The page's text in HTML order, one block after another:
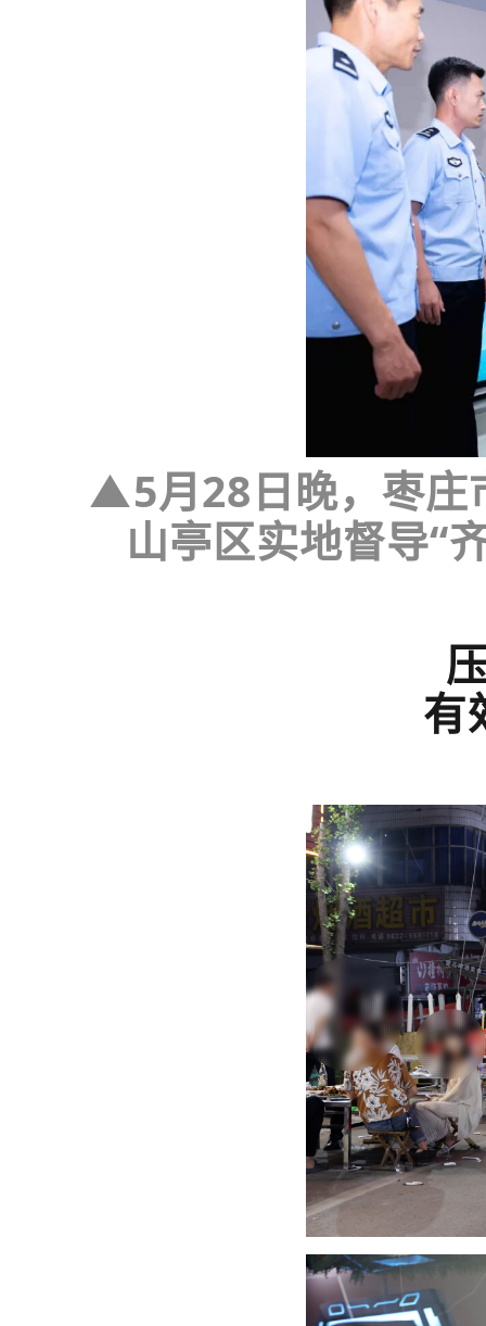
▲5月28日晚，枣
山亭区实地督导“
有